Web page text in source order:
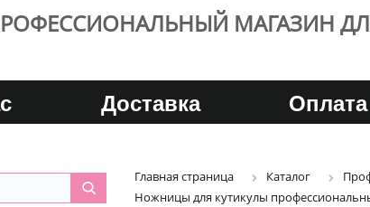
МАГАЗИН
Доставка Оплата
Главная страница Каталог
Ножницы для кутикулы